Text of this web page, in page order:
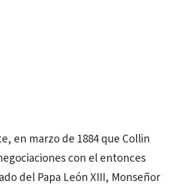
en marzo de 1884 que Collin
con el entonces
del Papa León XIII, Monseñor